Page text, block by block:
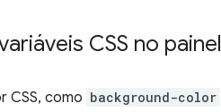
CSS no painel
CSS, como background-color